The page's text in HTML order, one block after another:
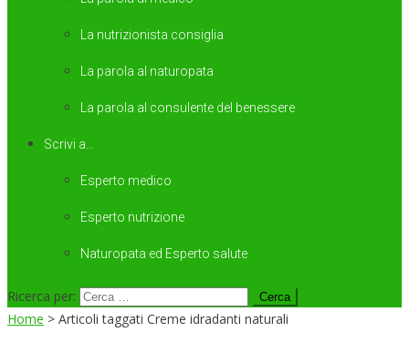
La nutrizionista consiglia
La parola al naturopata
La parola al consulente del benessere
Scrivi a…
Esperto medico
Esperto nutrizione
Naturopata ed Esperto salute
Ricerca per:
Home > Articoli taggati Creme idradanti naturali